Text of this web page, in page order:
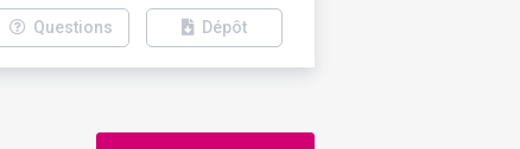
Questions Dépôt